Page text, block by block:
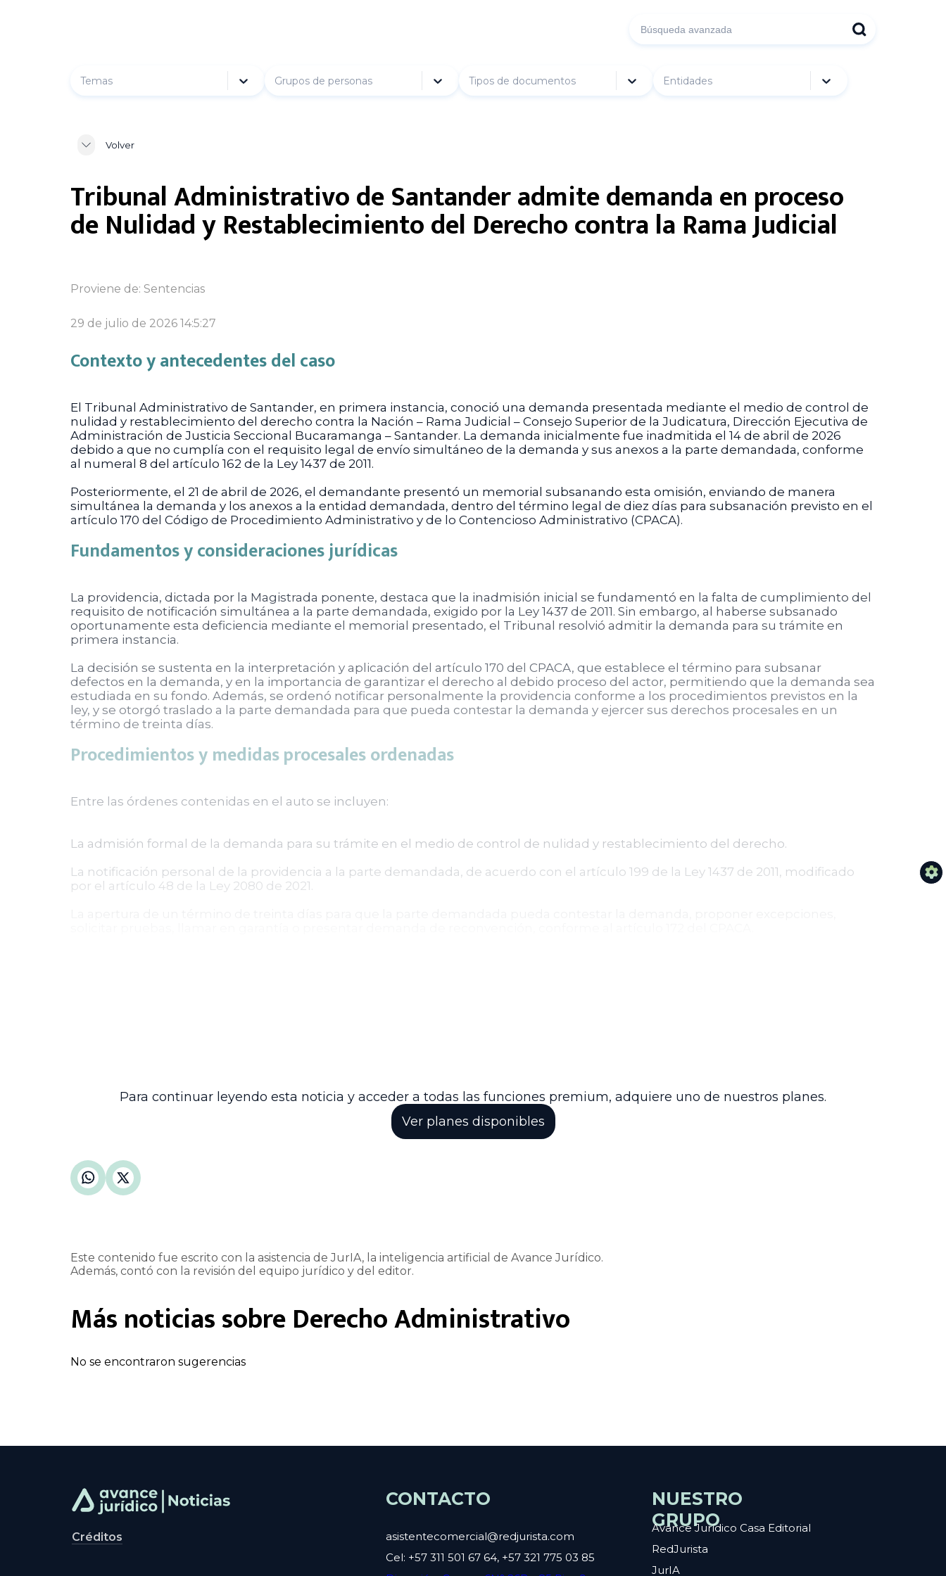
Temas Grupos de personas Tipos de documentos Entidades
Volver
Tribunal Administrativo de Santander admite demanda en proceso
de Nulidad y Restablecimiento del Derecho contra la Rama Judicial
Proviene de: Sentencias
29 de julio de 2026 14:5:27
Contexto y antecedentes del caso
El Tribunal Administrativo de Santander, en primera instancia, conoció una demanda presentada mediante el medio de control de
nulidad y restablecimiento del derecho contra la Nación – Rama Judicial – Consejo Superior de la Judicatura, Dirección Ejecutiva de
Administración de Justicia Seccional Bucaramanga – Santander. La demanda inicialmente fue inadmitida el 14 de abril de 2026
debido a que no cumplía con el requisito legal de envío simultáneo de la demanda y sus anexos a la parte demandada, conforme
al numeral 8 del artículo 162 de la Ley 1437 de 2011.
Posteriormente, el 21 de abril de 2026, el demandante presentó un memorial subsanando esta omisión, enviando de manera
simultánea la demanda y los anexos a la entidad demandada, dentro del término legal de diez días para subsanación previsto en el
artículo 170 del Código de Procedimiento Administrativo y de lo Contencioso Administrativo (CPACA).
Fundamentos y consideraciones jurídicas
La providencia, dictada por la Magistrada ponente, destaca que la inadmisión inicial se fundamentó en la falta de cumplimiento del
requisito de notificación simultánea a la parte demandada, exigido por la Ley 1437 de 2011. Sin embargo, al haberse subsanado
oportunamente esta deficiencia mediante el memorial presentado, el Tribunal resolvió admitir la demanda para su trámite en
primera instancia.
La decisión se sustenta en la interpretación y aplicación del artículo 170 del CPACA, que establece el término para subsanar
defectos en la demanda, y en la importancia de garantizar el derecho al debido proceso del actor, permitiendo que la demanda sea
estudiada en su fondo. Además, se ordenó notificar personalmente la providencia conforme a los procedimientos previstos en la
ley, y se otorgó traslado a la parte demandada para que pueda contestar la demanda y ejercer sus derechos procesales en un
término de treinta días.
Procedimientos y medidas procesales ordenadas
Entre las órdenes contenidas en el auto se incluyen:
La admisión formal de la demanda para su trámite en el medio de control de nulidad y restablecimiento del derecho.
La notificación personal de la providencia a la parte demandada, de acuerdo con el artículo 199 de la Ley 1437 de 2011, modificado
por el artículo 48 de la Ley 2080 de 2021.
Para continuar leyendo esta noticia y acceder a todas las funciones premium, adquiere uno de nuestros planes.
Ver planes disponibles
Este contenido fue escrito con la asistencia de JurIA, la inteligencia artificial de Avance Jurídico.
Además, contó con la revisión del equipo jurídico y del editor.
Más noticias sobreDerecho Administrativo
No se encontraron sugerencias
Créditos
CONTACTO
asistentecomercial@redjurista.com
Cel: +57 311 501 67 64, +57 321 775 03 85
NUESTRO
GRUPO
Avance Jurídico Casa Editorial
RedJurista
JurIA